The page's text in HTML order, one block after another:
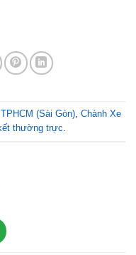
(Sài Gòn), Chành Xe
thường trực